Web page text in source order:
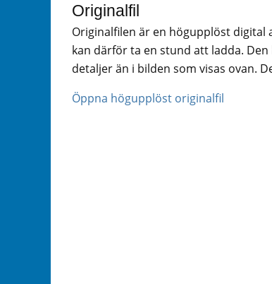
Originalfil
Originalfilen är en högupplöst digital
kan därför ta en stund att ladda.
detaljer än i bilden som visas ovan.
Öppna högupplöst originalfil